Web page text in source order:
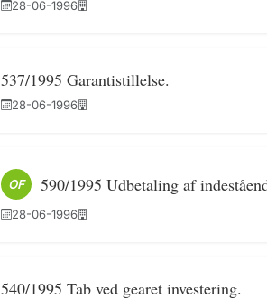
28-06-1996
537/1995 Garantistillelse.
28-06-1996
OF 590/1995 Udbetaling af
28-06-1996
540/1995 Tab ved gearet investering.